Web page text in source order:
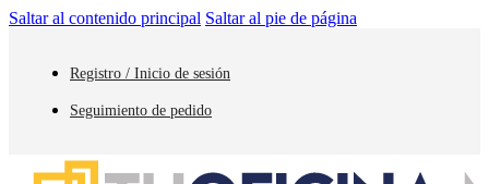
Saltar al contenido principal Saltar al pie de página
Registro / Inicio de sesión
Seguimiento de pedido